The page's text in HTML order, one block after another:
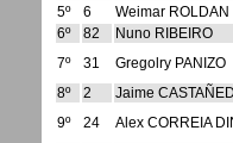
5º
6
Weimar ROLDAN
6º
82
Nuno RIBEIRO
7º
31
Gregolry PANIZO
8º
2
Jaime
9º
24 Alex CORREIA